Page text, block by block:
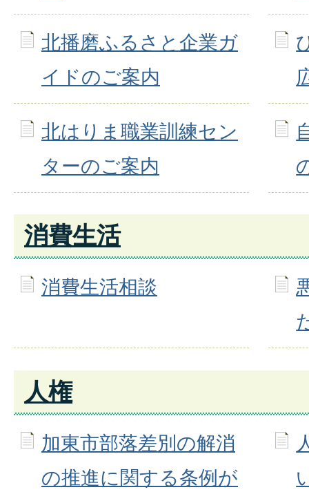
北播磨ふるさと企業ガ
イドのご案内
北はりま職業訓練セン
ターのご案内
消費生活
消費生活相談
人権
加東市部落差別の解消
の推進に関する条例が